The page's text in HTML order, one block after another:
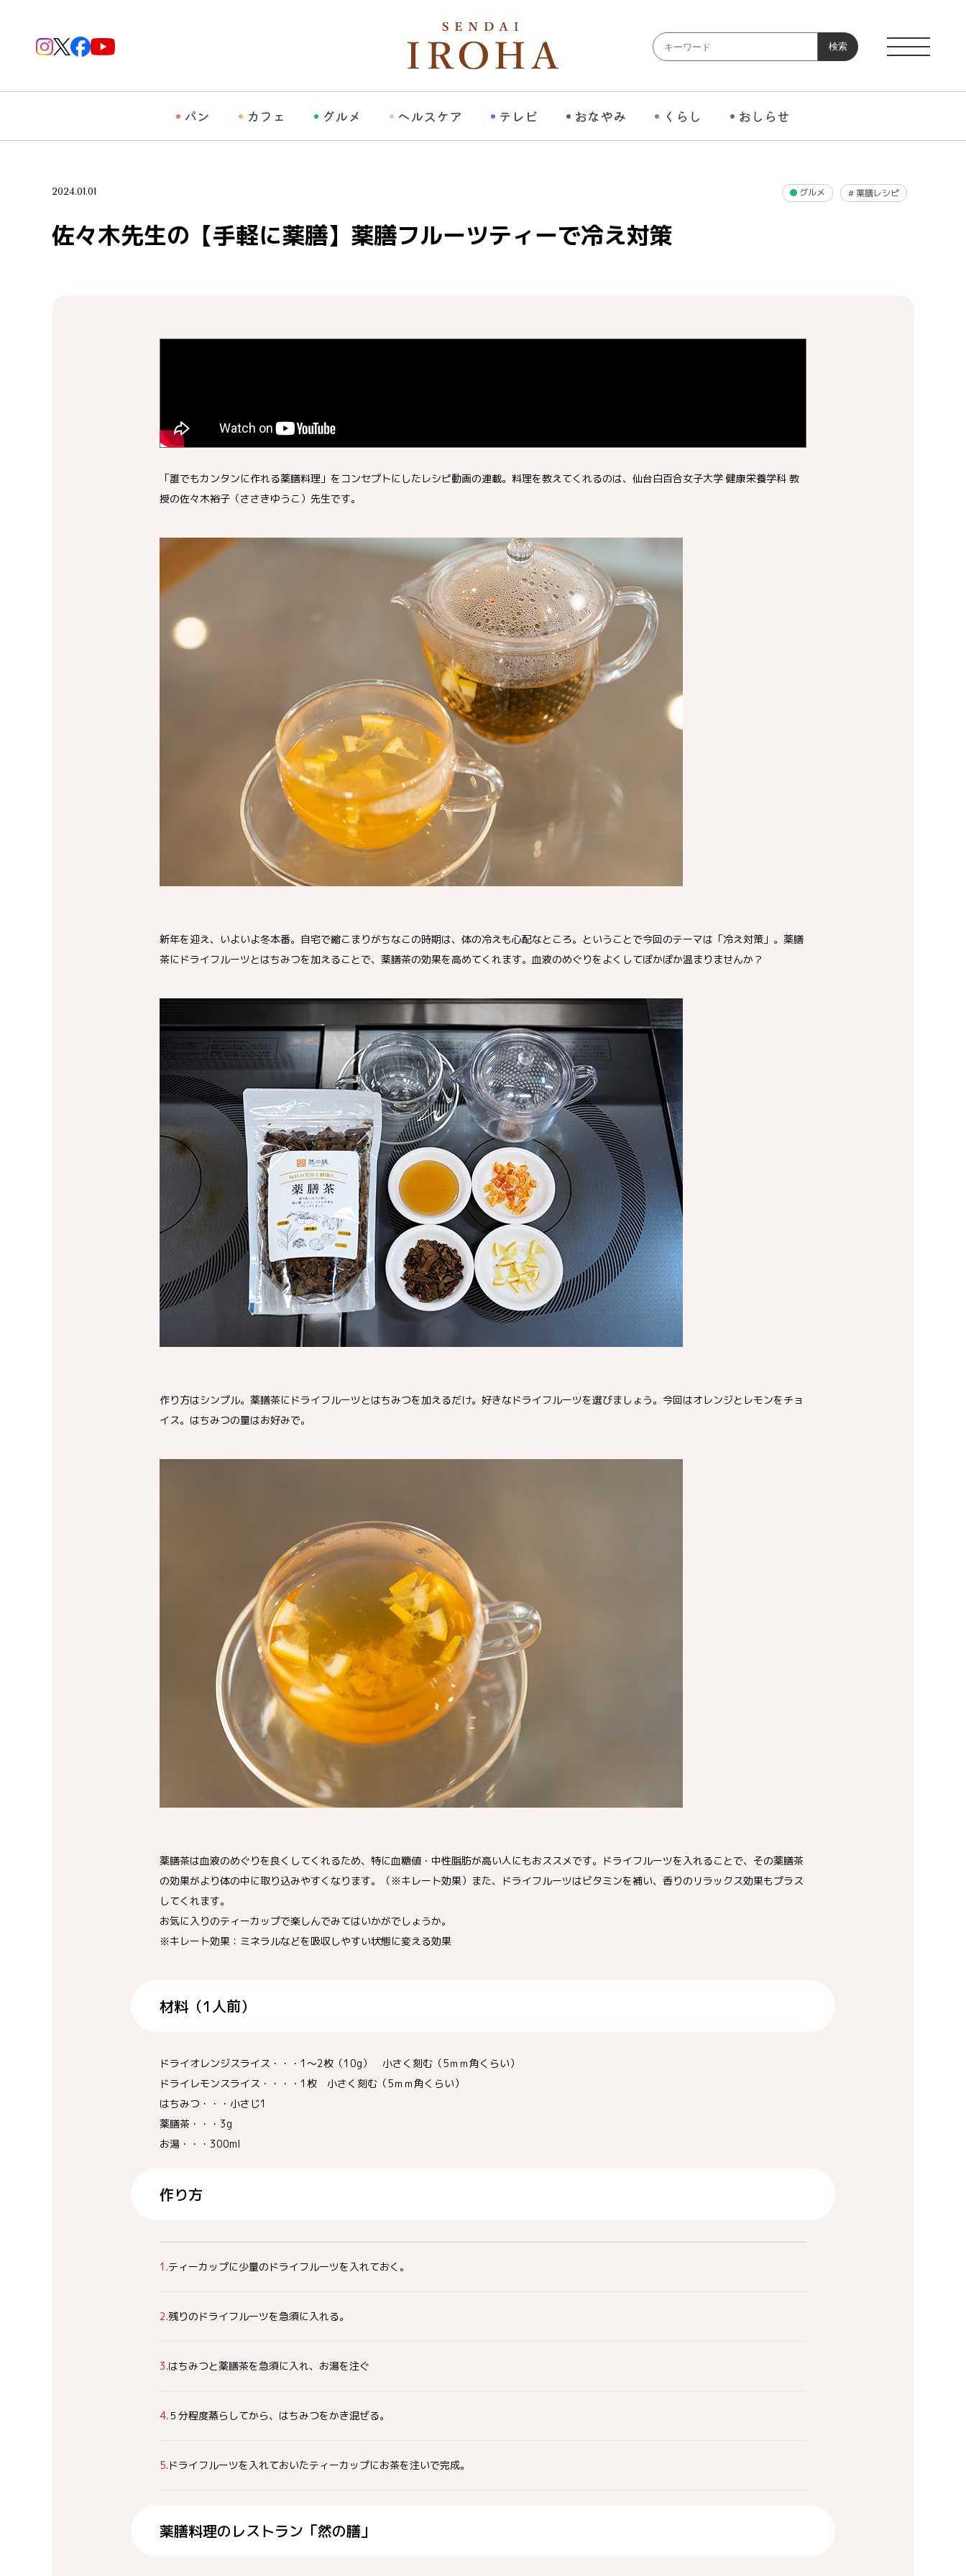
検索
パン カフェ グルメ ヘルスケア テレビ おなやみ くらし おしらせ
2024.01.01 グルメ # 薬膳レシピ
佐々木先生の【手軽に薬膳】薬膳フルーツティーで冷え対策
「誰でもカンタンに作れる薬膳料理」をコンセプトにしたレシピ動画の連載。料理を教えてくれるのは、仙台白百合女子大学 健康栄養学科 教
授の佐々木裕子（ささきゆうこ）先生です。
新年を迎え、いよいよ冬本番。自宅で縮こまりがちなこの時期は、体の冷えも心配なところ。ということで今回のテーマは「冷え対策」。薬膳
茶にドライフルーツとはちみつを加えることで、薬膳茶の効果を高めてくれます。血液のめぐりをよくしてぽかぽか温まりませんか？
作り方はシンプル。薬膳茶にドライフルーツとはちみつを加えるだけ。好きなドライフルーツを選びましょう。今回はオレンジとレモンをチョ
イス。はちみつの量はお好みで。
薬膳茶は血液のめぐりを良くしてくれるため、特に血糖値・中性脂肪が高い人にもおススメです。ドライフルーツを入れることで、その薬膳茶
の効果がより体の中に取り込みやすくなります。（※キレート効果）また、ドライフルーツはビタミンを補い、香りのリラックス効果もプラス
してくれます。
お気に入りのティーカップで楽しんでみてはいかがでしょうか。
※キレート効果：ミネラルなどを吸収しやすい状態に変える効果
材料（1人前）
ドライオレンジスライス・・・1～2枚（10g） 小さく刻む（5ｍｍ角くらい）
ドライレモンスライス・・・・1枚 小さく刻む（5ｍｍ角くらい）
はちみつ・・・小さじ1
薬膳茶・・・3g
お湯・・・300ml
作り方
1.ティーカップに少量のドライフルーツを入れておく。
2.残りのドライフルーツを急須に入れる。
3.はちみつと薬膳茶を急須に入れ、お湯を注ぐ
4. ５分程度蒸らしてから、はちみつをかき混ぜる。
5. ドライフルーツを入れておいたティーカップにお茶を注いで完成。
薬膳料理のレストラン「然の膳」